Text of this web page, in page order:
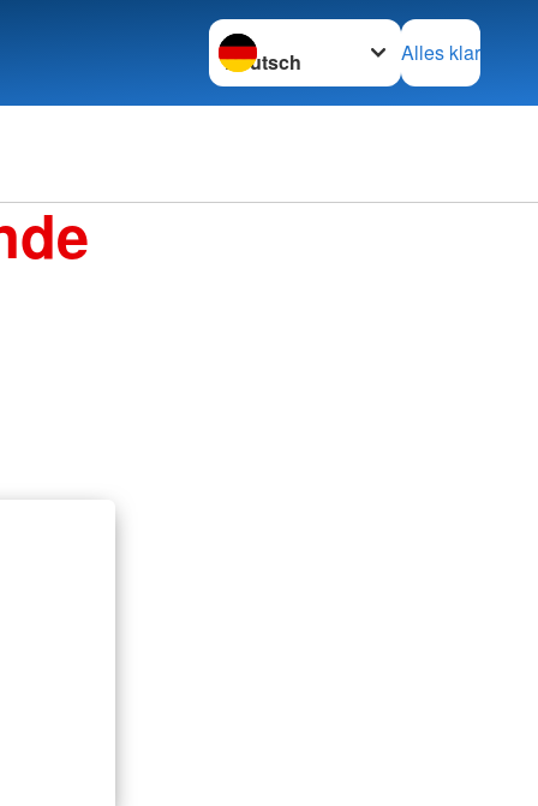
Sprache wechseln zu
Alles klar